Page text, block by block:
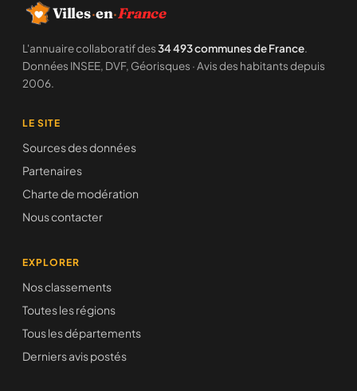
Villes·en·France
L'annuaire collaboratif des34 493 communes de France.
Données INSEE, DVF, Géorisques · Avis des habitants depuis
2006.
LE SITE
Sources des données
Partenaires
Charte de modération
Nous contacter
EXPLORER
Nos classements
Toutes les régions
Tous les départements
Derniers avis postés